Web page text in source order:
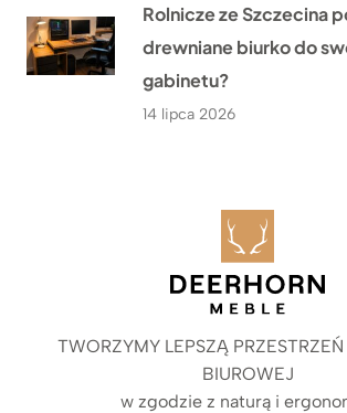
Rolnicze ze Szczecina
drewniane biurko do
gabinetu?
14 lipca 2026
TWORZYMY LEPSZĄ
BIUROWEJ
w zgodzie z naturą i